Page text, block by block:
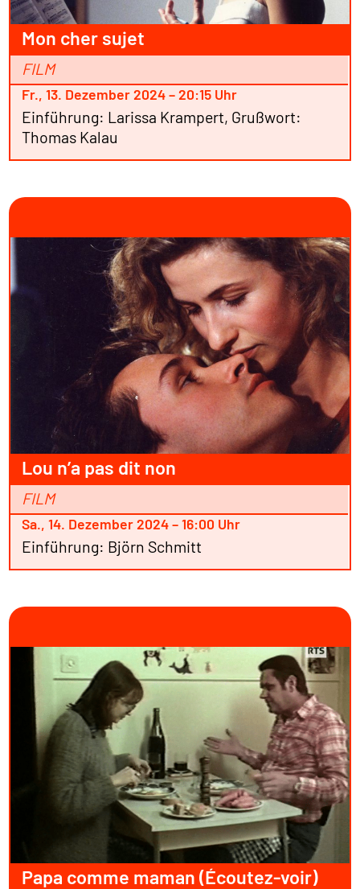
Mon cher sujet
FILM
Fr., 13. Dezember 2024 – 20:15 Uhr
Einführung: Larissa Krampert, Grußwort:
Thomas Kalau
Lou n’a pas dit non
FILM
Sa., 14. Dezember 2024 – 16:00 Uhr
Einführung: Björn Schmitt
Papa comme maman (Écoutez-voir)